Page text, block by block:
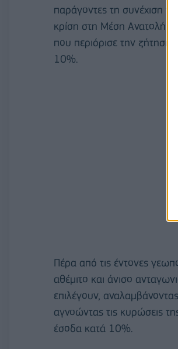
παράγοντες τη συνέχιση
κρίση στη Μέση Ανατολή.
που περιόρισε την
10%.
Πέρα από τις έντονες
αθέμιτο και άνισο
επιλέγουν,
αγνοώντας τις κυρώσεις
έσοδα κατά 10%.